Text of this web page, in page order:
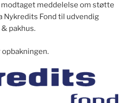
meddelelse om støtte
Nykredits Fond til udvendig
pakhus.